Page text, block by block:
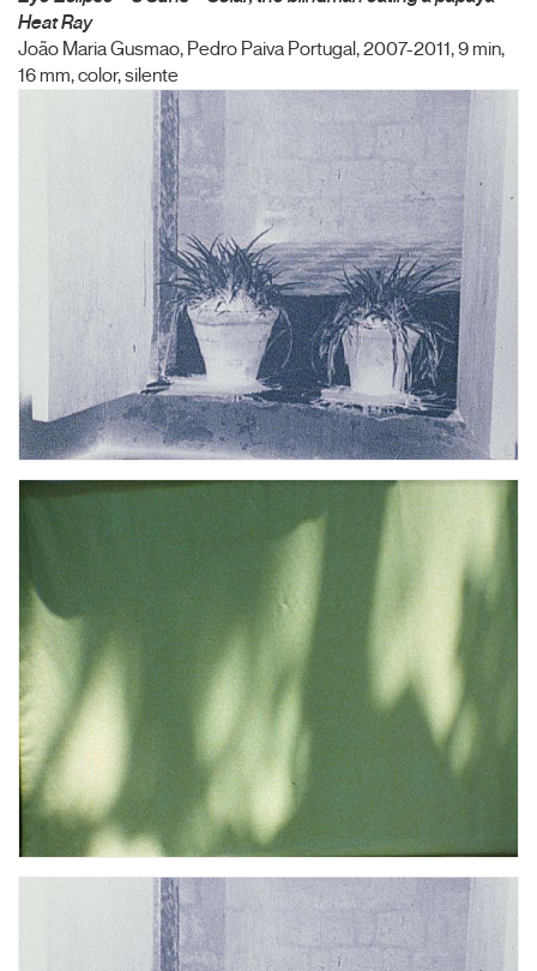
Heat Ray
João Maria Gusmao, Pedro Paiva Portugal, 2007-2011, 9 min,
16 mm, color, silente